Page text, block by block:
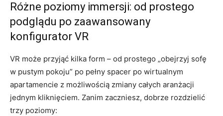
Różne poziomy immersji: od prostego
podglądu po zaawansowany
konfigurator VR
VR może przyjąć kilka form – od prostego „obejrzyj sofę
w pustym pokoju” po pełny spacer po wirtualnym
apartamencie z możliwością zmiany całych aranżacji
jednym kliknięciem. Zanim zaczniesz, dobrze rozdzielić
trzy poziomy: